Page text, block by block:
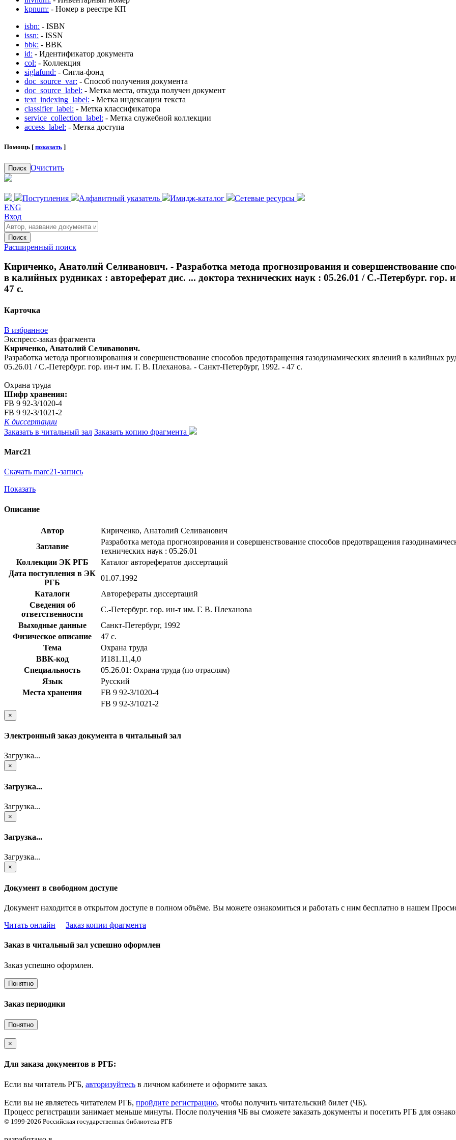
kpnum: - Номер в реестре КП
isbn: - ISBN
issn: - ISSN
bbk: - BBK
id: - Идентификатор документа
col: - Коллекция
siglafund: - Сигла-фонд
doc_source_var: - Способ получения документа
doc_source_label: - Метка места, откуда получен документ
text_indexing_label: - Метка индексации текста
classifier_label: - Метка классификатора
service_collection_label: - Метка служебной коллекции
access_label: - Метка доступа
Помощь [ показать ]
Поиск Очистить
Поступления Алфавитный указатель Имидж-каталог
Сетевые ресурсы
ENG
Вход
Поиск
Расширенный поиск
Кириченко, Анатолий Селиванович. - Разработка метода прогнозирования и совершенствование
в калийных рудниках : автореферат дис. ... доктора технических наук : 05.26.01 / С.-Петербург.
47 с.
Карточка
В избранное
Экспресс-заказ фрагмента
Кириченко, Анатолий Селиванович.
Разработка метода прогнозирования и совершенствование способов предотвращения газодинамических явлений в калийных
05.26.01 / С.-Петербург. гор. ин-т им. Г. В. Плеханова. - Санкт-Петербург, 1992. - 47 с.
Охрана труда
Шифр хранения:
FB 9 92-3/1020-4
FB 9 92-3/1021-2
К диссертации
Заказать в читальный зал Заказать копию фрагмента
Marc21
Скачать marc21-запись
Показать
Описание
Автор
Кириченко, Анатолий Селиванович
Заглавие
Разработка метода прогнозирования и совершенствование способов предотвращения
технических наук : 05.26.01
Коллекции ЭК РГБ
Каталог авторефератов диссертаций
Дата поступления в ЭК
РГБ
01.07.1992
Каталоги
Авторефераты диссертаций
Сведения об
ответственности
С.-Петербург. гор. ин-т им. Г. В. Плеханова
Выходные данные
Санкт-Петербург, 1992
Физическое описание
47 с.
Тема
Охрана труда
BBK-код
И181.11,4,0
Специальность
05.26.01: Охрана труда (по отраслям)
Язык
Русский
Места хранения
FB 9 92-3/1020-4
FB 9 92-3/1021-2
×
Электронный заказ документа в читальный зал
Загрузка...
×
Загрузка...
Загрузка...
×
Загрузка...
Загрузка...
×
Документ в свободном доступе
Документ находится в открытом доступе в полном объёме. Вы можете ознакомиться и работать с ним бесплатно в нашем
Читать онлайн
Заказ копии фрагмента
Заказ в читальный зал успешно оформлен
Заказ успешно оформлен.
Понятно
Заказ периодики
Понятно
×
Для заказа документов в РГБ:
Если вы читатель РГБ, авторизуйтесь в личном кабинете и оформите заказ.
Если вы не являетесь читателем РГБ, пройдите регистрацию, чтобы получить читательский билет (ЧБ).
Процесс регистрации занимает меньше минуты. После получения ЧБ вы сможете заказать документы и посетить РГБ для
© 1999-2026 Российская государственная библиотека РГБ